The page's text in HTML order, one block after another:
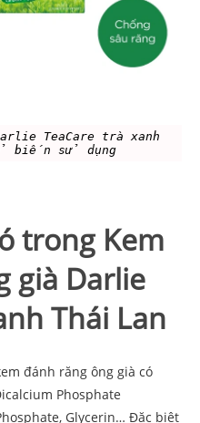
TeaCare trà xanh
biến sử dụng
trong Kem
già Darlie
Thái Lan
đánh răng ông già có
Phosphate
Glycerin… Đặc biệt